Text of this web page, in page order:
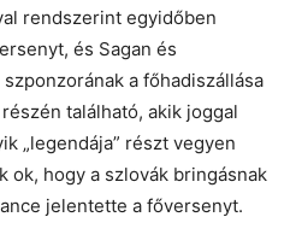
rendszerint egyidőben
és Sagan és
a főhadiszállása
található, akik joggal
„legendája” részt vegyen
ok, hogy a szlovák bringásnak
jelentette a főversenyt.